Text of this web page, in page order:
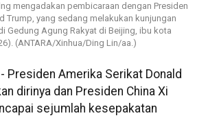
mengadakan pembicaraan dengan Presiden
Trump, yang sedang melakukan kunjungan
Gedung Agung Rakyat di Beijing, ibu kota
(ANTARA/Xinhua/Ding Lin/aa.)
Presiden Amerika Serikat Donald
dirinya dan Presiden China Xi
sejumlah kesepakatan